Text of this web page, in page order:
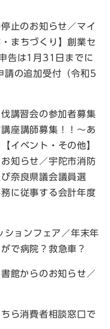
止のお知らせ／マイ
まちづくり】創業セ
告は1月31日までに
請の追加受付（令和5
講習会の参加者募集
座講師募集！！～あ
イベント・その他】
知らせ／宇陀市消防
奈良県議会議員選
に従事する会計年度
ションフェア／年末年
で病院？救急車？
館からのお知らせ／
ら消費者相談窓口で